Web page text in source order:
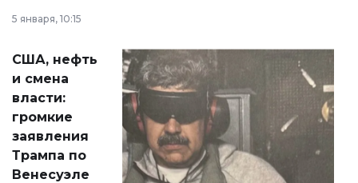
сразу несколько
актуальных тем —
от слухов о
политических
реформах до
вопросов армии,
экономики и
личного здоровья.
5 января, 10:15
США, нефть
и смена
власти:
громкие
заявления
Трампа по
Венесуэле